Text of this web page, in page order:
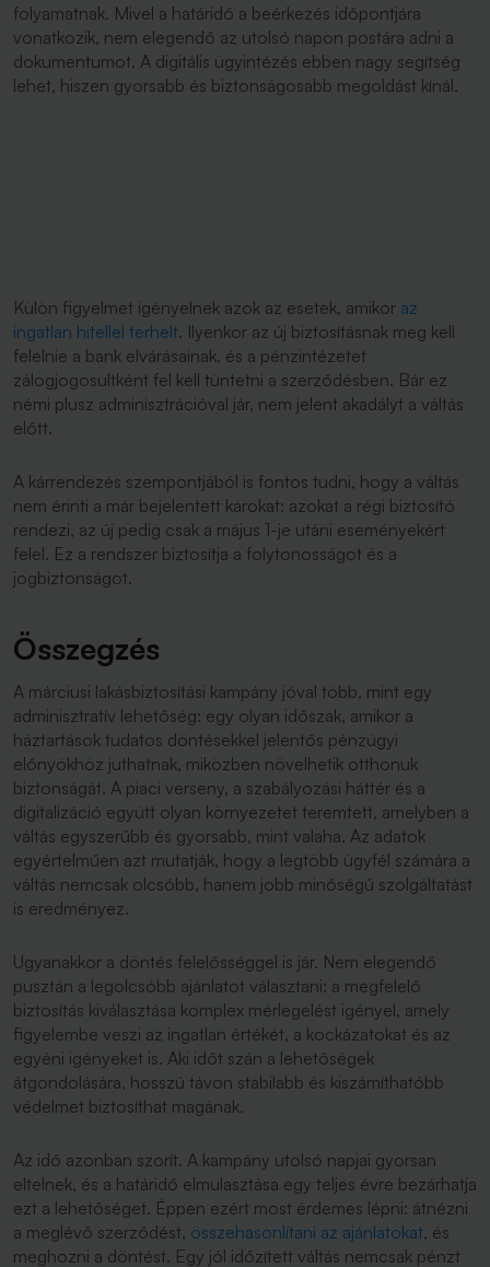
folyamatnak. Mivel a határidő a beérkezés időpontjára
vonatkozik, nem elegendő az utolsó napon postára adni a
dokumentumot. A digitális ügyintézés ebben nagy segítség
lehet, hiszen gyorsabb és biztonságosabb megoldást kínál.
Külön figyelmet igényelnek azok az esetek, amikor az
ingatlan hitellel terhelt. Ilyenkor az új biztosításnak meg kell
felelnie a bank elvárásainak, és a pénzintézetet
zálogjogosultként fel kell tüntetni a szerződésben. Bár ez
némi plusz adminisztrációval jár, nem jelent akadályt a váltás
előtt.
A kárrendezés szempontjából is fontos tudni, hogy a váltás
nem érinti a már bejelentett károkat: azokat a régi biztosító
rendezi, az új pedig csak a május 1-je utáni eseményekért
felel. Ez a rendszer biztosítja a folytonosságot és a
jogbiztonságot.
Összegzés
A márciusi lakásbiztosítási kampány jóval több, mint egy
adminisztratív lehetőség: egy olyan időszak, amikor a
háztartások tudatos döntésekkel jelentős pénzügyi
előnyökhöz juthatnak, miközben növelhetik otthonuk
biztonságát. A piaci verseny, a szabályozási háttér és a
digitalizáció együtt olyan környezetet teremtett, amelyben a
váltás egyszerűbb és gyorsabb, mint valaha. Az adatok
egyértelműen azt mutatják, hogy a legtöbb ügyfél számára a
váltás nemcsak olcsóbb, hanem jobb minőségű szolgáltatást
is eredményez.
Ugyanakkor a döntés felelősséggel is jár. Nem elegendő
pusztán a legolcsóbb ajánlatot választani: a megfelelő
biztosítás kiválasztása komplex mérlegelést igényel, amely
figyelembe veszi az ingatlan értékét, a kockázatokat és az
egyéni igényeket is. Aki időt szán a lehetőségek
átgondolására, hosszú távon stabilabb és kiszámíthatóbb
védelmet biztosíthat magának.
Az idő azonban szorít. A kampány utolsó napjai gyorsan
eltelnek, és a határidő elmulasztása egy teljes évre bezárhatja
ezt a lehetőséget. Éppen ezért most érdemes lépni: átnézni
a meglévő szerződést, összehasonlítani az ajánlatokat, és
meghozni a döntést. Egy jól időzített váltás nemcsak pénzt